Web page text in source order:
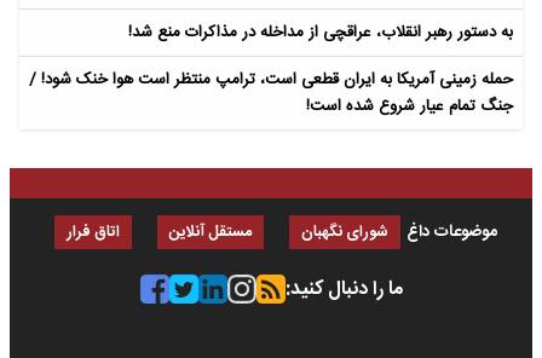
به دستور رهبر انقلاب، عراقچی از مداخله در مذاکرات منع شد!
حمله زمینی آمریکا به ایران قطعی است، ترامپ منتظر است هوا خنک شود! /
جنگ تمام عیار شروع شده است!
موضوعات داغ شورای نگهبان مستقل آنلاین اتاق فرار
ما را دنبال کنید: